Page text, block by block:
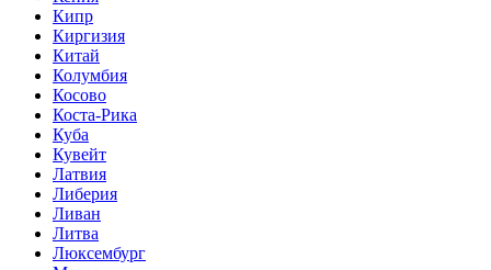
Кипр
Киргизия
Китай
Колумбия
Косово
Коста-Рика
Куба
Кувейт
Латвия
Либерия
Ливан
Литва
Люксембург